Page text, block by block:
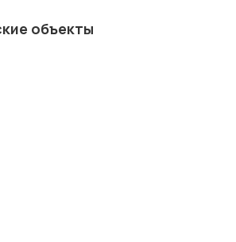
объекты